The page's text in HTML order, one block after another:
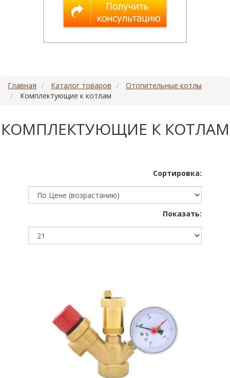
Главная Каталог товаров
Отопительные котлы
Комплектующие к котлам
КОМПЛЕКТУЮЩИЕ К КОТЛАМ
Сортировка:
Показать: